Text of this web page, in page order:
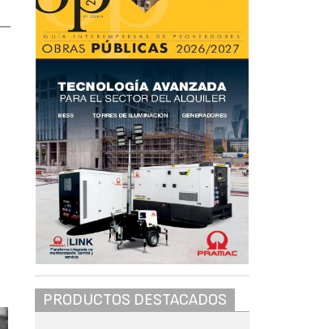
PRODUCTOS DESTACADOS